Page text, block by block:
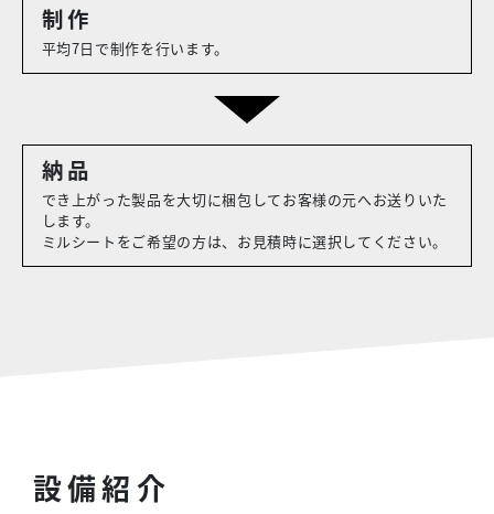
制作
平均7日で制作を行います。
納品
でき上がった製品を大切に梱包してお客様の元へお送りいた
します。
ミルシートをご希望の方は、お見積時に選択してください。
設備紹介